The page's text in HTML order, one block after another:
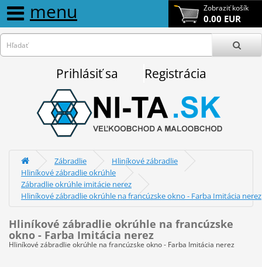
Zobraziť košík
0.00 EUR
menu
Prihlásiť sa Registrácia
Zábradlie
Hliníkové zábradlie
Hliníkové zábradlie okrúhle
Zábradlie okrúhle imitácie nerez
Hliníkové zábradlie okrúhle na francúzske okno - Farba Imitácia nerez
Hliníkové zábradlie okrúhle na francúzske
okno - Farba Imitácia nerez
Hliníkové zábradlie okrúhle na francúzske okno - Farba Imitácia nerez